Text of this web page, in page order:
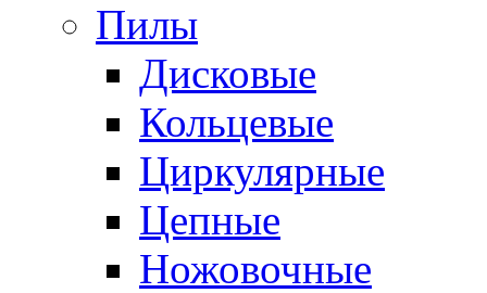
Пилы
Дисковые
Кольцевые
Циркулярные
Цепные
Ножовочные